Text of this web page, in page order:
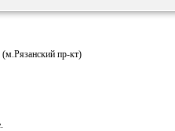
пр-кт)